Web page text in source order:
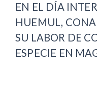
EN EL DÍA
HUEMUL,
SU LABOR DE
ESPECIE EN